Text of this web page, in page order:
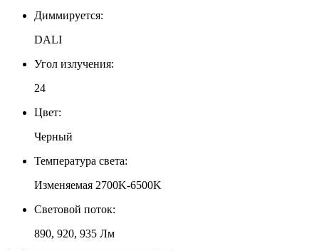
Диммируется:
DALI
Угол излучения:
24
Цвет:
Черный
Температура света:
Изменяемая 2700K-6500K
Световой поток:
890, 920, 935 Лм